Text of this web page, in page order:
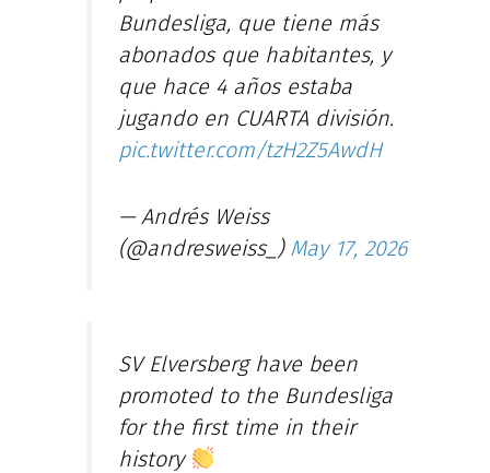
Bundesliga, que tiene más
abonados que habitantes, y
que hace 4 años estaba
jugando en CUARTA división.
pic.twitter.com/tzH2Z5AwdH
— Andrés Weiss
(@andresweiss_) May 17, 2026
SV Elversberg have been
promoted to the Bundesliga
for the first time in their
history